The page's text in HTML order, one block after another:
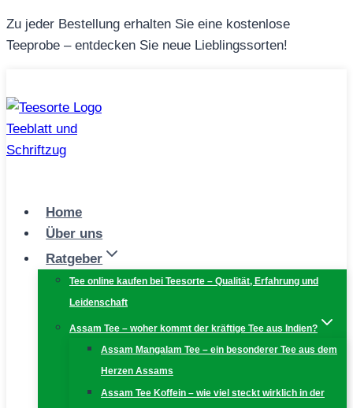
Zum
Inhalt
Zu jeder Bestellung erhalten Sie eine kostenlose
Teeprobe – entdecken Sie neue Lieblingssorten!
Home
Über uns
Ratgeber
Tee online kaufen bei Teesorte – Qualität, Erfahrung und
Leidenschaft
Assam Tee – woher kommt der kräftige Tee aus Indien?
Assam Mangalam Tee – ein besonderer Tee aus dem
Herzen Assams
Assam Tee Koffein – wie viel steckt wirklich in der